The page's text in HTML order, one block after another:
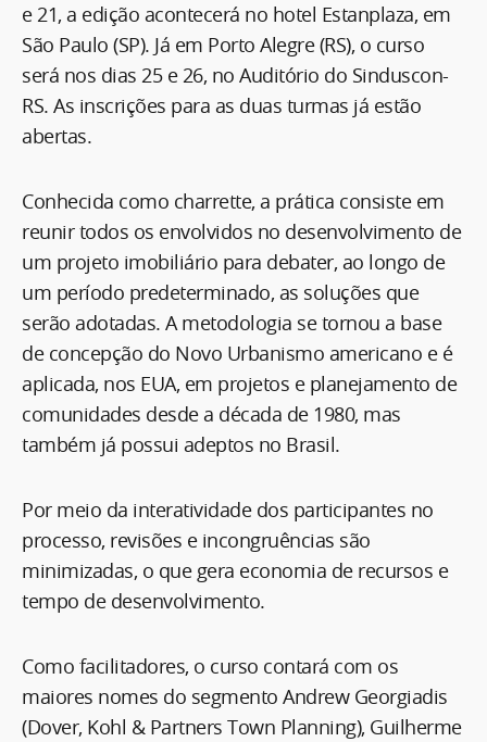
e 21, a edição acontecerá no hotel Estanplaza, em
São Paulo (SP). Já em Porto Alegre (RS), o curso
será nos dias 25 e 26, no Auditório do Sinduscon-
RS. As inscrições para as duas turmas já estão
abertas.
Conhecida como charrette, a prática consiste em
reunir todos os envolvidos no desenvolvimento de
um projeto imobiliário para debater, ao longo de
um período predeterminado, as soluções que
serão adotadas. A metodologia se tornou a base
de concepção do Novo Urbanismo americano e é
aplicada, nos EUA, em projetos e planejamento de
comunidades desde a década de 1980, mas
também já possui adeptos no Brasil.
Por meio da interatividade dos participantes no
processo, revisões e incongruências são
minimizadas, o que gera economia de recursos e
tempo de desenvolvimento.
Como facilitadores, o curso contará com os
maiores nomes do segmento Andrew Georgiadis
(Dover, Kohl & Partners Town Planning), Guilherme